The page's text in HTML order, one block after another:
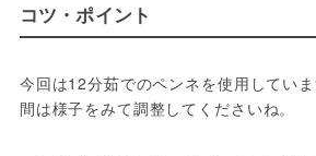
コツ・ポイント
今回は12分茹でのペンネを使用してい
間は様子をみて調整してくださいね。